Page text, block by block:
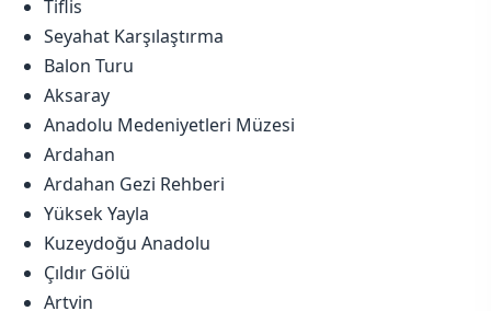
Tiflis
Seyahat Karşılaştırma
Balon Turu
Aksaray
Anadolu Medeniyetleri Müzesi
Ardahan
Ardahan Gezi Rehberi
Yüksek Yayla
Kuzeydoğu Anadolu
Çıldır Gölü
Artvin